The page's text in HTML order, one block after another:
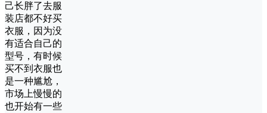
己长胖了去服
装店都不好买
衣服，因为没
有适合自己的
型号，有时候
买不到衣服也
是一种尴尬，
市场上慢慢的
也开始有一些